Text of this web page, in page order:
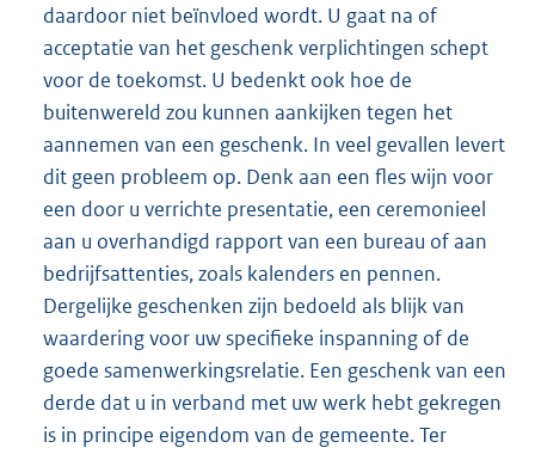
daardoor niet beïnvloed wordt. U gaat na of
acceptatie van het geschenk verplichtingen schept
voor de toekomst. U bedenkt ook hoe de
buitenwereld zou kunnen aankijken tegen het
aannemen van een geschenk. In veel gevallen levert
dit geen probleem op. Denk aan een fles wijn voor
een door u verrichte presentatie, een ceremonieel
aan u overhandigd rapport van een bureau of aan
bedrijfsattenties, zoals kalenders en pennen.
Dergelijke geschenken zijn bedoeld als blijk van
waardering voor uw specifieke inspanning of de
goede samenwerkingsrelatie. Een geschenk van een
derde dat u in verband met uw werk hebt gekregen
is in principe eigendom van de gemeente. Ter